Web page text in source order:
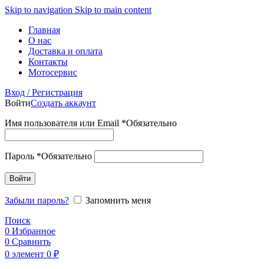
Skip to navigation Skip to main content
Главная
О нас
Доставка и оплата
Контакты
Мотосервис
Вход / Регистрация
ВойтиСоздать аккаунт
Имя пользователя или Email *Обязательно
Пароль *Обязательно
Войти
Забыли пароль?
Запомнить меня
Поиск
0 Избранное
0 Сравнить
0 элемент 0 ₽